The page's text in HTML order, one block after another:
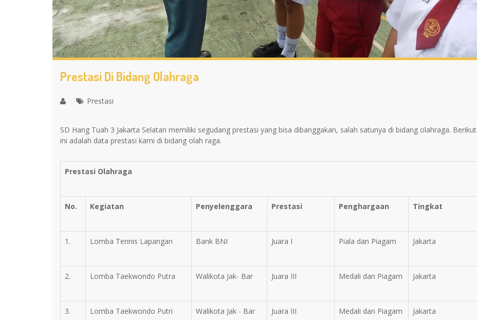
Prestasi Di Bidang Olahraga
Prestasi
SD Hang Tuah 3 Jakarta Selatan memiliki segudang prestasi yang bisa dibanggakan, salah satunya di bidang olahraga. Berikut
ini adalah data prestasi kami di bidang olah raga.
Prestasi Olahraga
No. Kegiatan Penyelenggara Prestasi Penghargaan Tingkat
1. Lomba Tennis Lapangan Bank BNI Juara I Piala dan Piagam Jakarta
2. Lomba Taekwondo Putra Walikota Jak- Bar Juara III Medali dan Piagam Jakarta
3. Lomba Taekwondo Putri Walikota Jak - Bar Juara III Medali dan Piagam Jakarta